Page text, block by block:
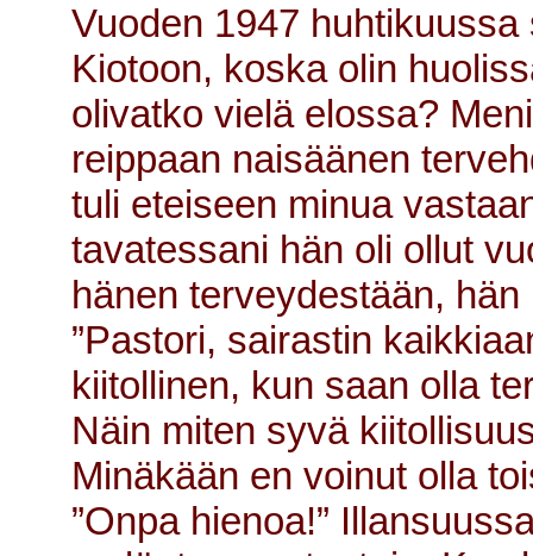
Vuoden 1947
Kiotoon, koska olin
olivatko vielä elossa?
reippaan naisäänen
tuli eteiseen minua
tavatessani hän oli ollut
hänen terveydestään,
”Pastori, sairastin
kiitollinen, kun saan olla
Näin miten syvä
Minäkään en voinut olla
”Onpa hienoa!”